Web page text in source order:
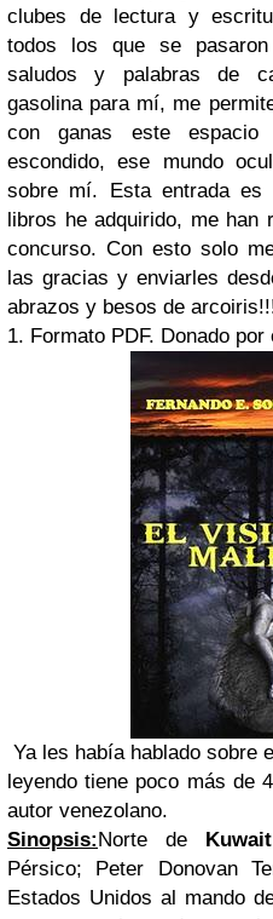
clubes de lectura y
todos los que se
saludos y palabras de
gasolina para mí, me
con ganas este
escondido, ese mundo
sobre mí. Esta entrada
libros he adquirido, me han
concurso. Con esto solo
las gracias y enviarles
abrazos y besos de
1. Formato PDF. Donado por
Ya les había hablado sobre
leyendo tiene poco más de
autor venezolano.
Sinopsis:Norte de Kuwait
Pérsico; Peter Donovan
Estados Unidos al mando